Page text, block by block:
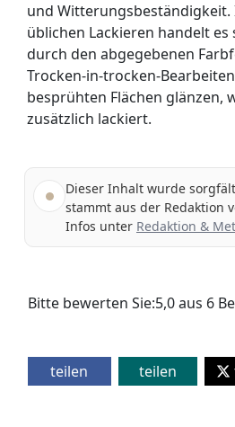
und Witterungsbeständigkeit.
üblichen Lackieren handelt
durch den abgegebenen
Trocken-in-trocken-
besprühten Flächen glänzen,
zusätzlich lackiert.
Dieser Inhalt wurde
stammt aus der Redaktion
Infos unter Redaktion &
Bitte bewerten Sie:5,0aus 6
teilen teilen